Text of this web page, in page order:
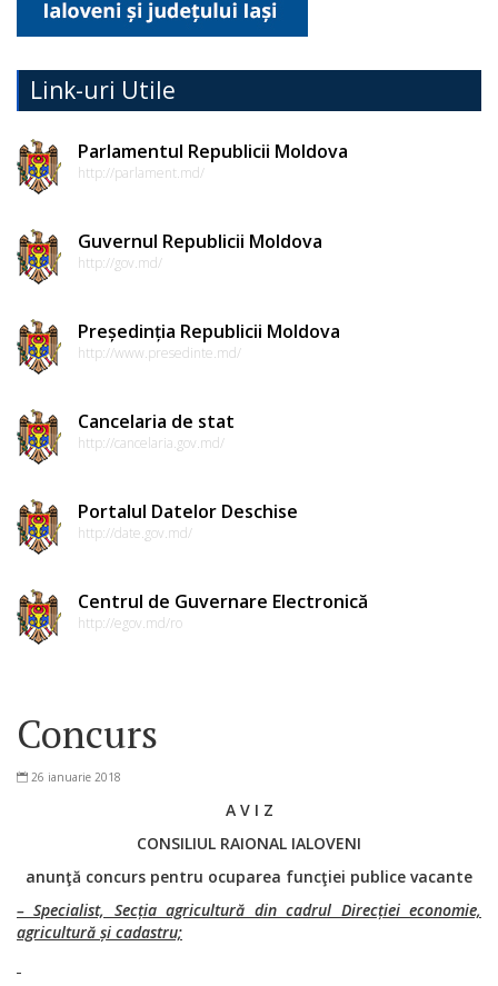
Link-uri Utile
Parlamentul Republicii Moldova
http://parlament.md/
Guvernul Republicii Moldova
http://gov.md/
Președinția Republicii Moldova
http://www.presedinte.md/
Cancelaria de stat
http://cancelaria.gov.md/
Portalul Datelor Deschise
http://date.gov.md/
Centrul de Guvernare Electronică
http://egov.md/ro
Concurs
26 ianuarie 2018
A V I Z
CONSILIUL RAIONAL IALOVENI
anunţă concurs pentru ocuparea funcţiei publice vacante
– Specialist, Secția agricultură din cadrul Direcției economie,
agricultură și cadastru;